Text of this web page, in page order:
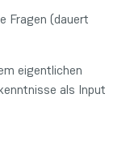
Fragen (dauert
eigentlichen
als Input